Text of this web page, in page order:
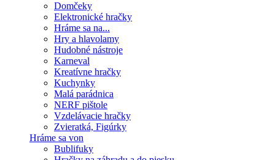
Domčeky
Elektronické hračky
Hráme sa na...
Hry a hlavolamy
Hudobné nástroje
Karneval
Kreatívne hračky
Kuchynky
Malá parádnica
NERF pištole
Vzdelávacie hračky
Zvieratká, Figúrky
Hráme sa von
Bublifuky